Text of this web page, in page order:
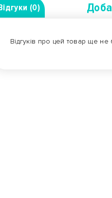
(0)
Відгуків про цей товар ще не